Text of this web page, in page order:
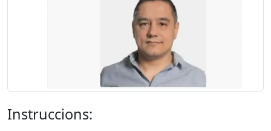
Instruccions: